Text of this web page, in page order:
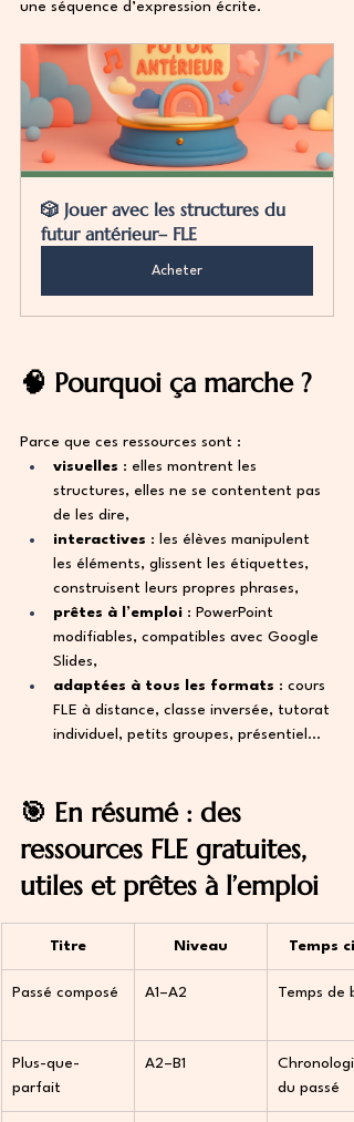
une séquence d’expression écrite.
🎲 Jouer avec les structures du
futur antérieur– FLE
Acheter
🧠 Pourquoi ça marche ?
Parce que ces ressources sont :
visuelles : elles montrent les
structures, elles ne se contentent pas
de les dire,
interactives : les élèves manipulent
les éléments, glissent les étiquettes,
construisent leurs propres phrases,
prêtes à l’emploi : PowerPoint
modifiables, compatibles avec Google
Slides,
adaptées à tous les formats : cours
FLE à distance, classe inversée, tutorat
individuel, petits groupes, présentiel…
🎯 En résumé : des
ressources FLE gratuites,
utiles et prêtes à l’emploi
Titre Niveau Temps
Passé composé A1–A2 Temps de
Plus-que-
parfait
A2–B1
du passé